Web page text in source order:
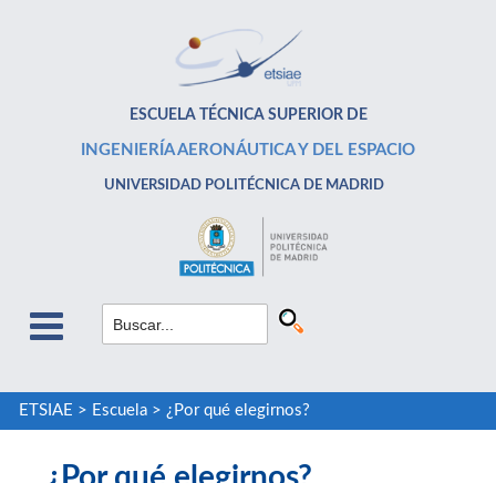
ESCUELA TÉCNICA SUPERIOR DE
INGENIERÍA AERONÁUTICA Y DEL ESPACIO
UNIVERSIDAD POLITÉCNICA DE MADRID
ETSIAE > Escuela> ¿Por qué elegirnos?